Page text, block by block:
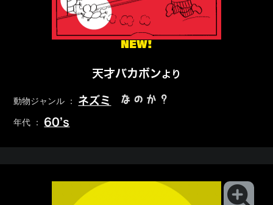
NEW!
天才バカボンより
動物ジャンル ： ネズミ なのか？
年代 ： 60’s